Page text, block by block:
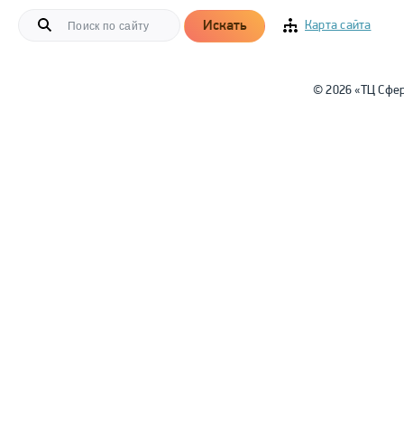
Искать Карта сайта
© 2026 «ТЦ